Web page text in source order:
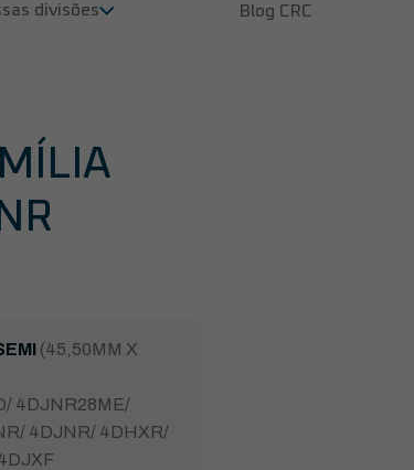
divisões Blog CRC
(45,50MM X
4DJNR28ME/
4DJNR/ 4DHXR/